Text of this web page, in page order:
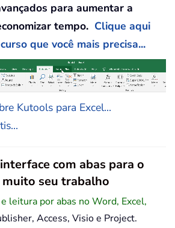
para aumentar a
tempo. Clique aqui
que você mais precisa...
Kutools para Excel...
com abas para o
seu trabalho
leitura por abas no Word, Excel,
Access, Visio e Project.